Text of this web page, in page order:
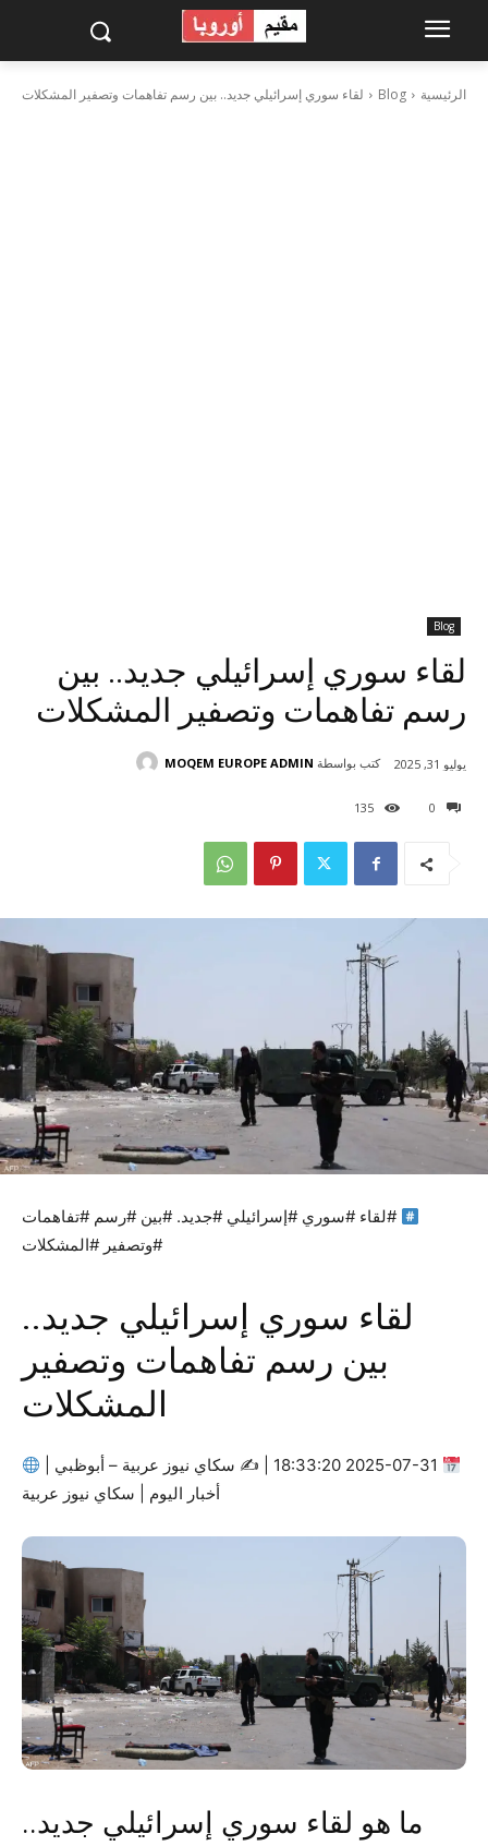
الرئيسية Blog لقاء سوري إسرائيلي جديد.. بين رسم تفاهمات وتصفير المشكلات
Blog
لقاء سوري إسرائيلي جديد.. بين
رسم تفاهمات وتصفير المشكلات
0
135
يوليو 31, 2025 كتب بواسطة MOQEM EUROPE ADMIN
#لقاء #سوري #إسرائيلي #جديد. #بين #رسم #تفاهمات
#وتصفير #المشكلات
لقاء سوري إسرائيلي جديد..
بين رسم تفاهمات وتصفير
المشكلات
سكاي نيوز عربية – أبوظبي |
أخبار اليوم | سكاي نيوز عربية
ما هو لقاء سوري إسرائيلي جديد..